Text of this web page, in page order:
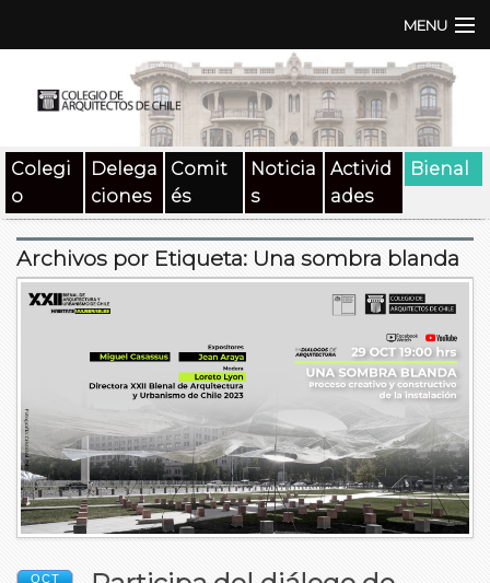
MENU
Documentos
SAT
Contacto
Buscar:
Colegi
o
Delega
ciones
Comit
és
Noticia
s
Activid
ades
Bienal
Archivos por Etiqueta: Una sombra blanda
OCT